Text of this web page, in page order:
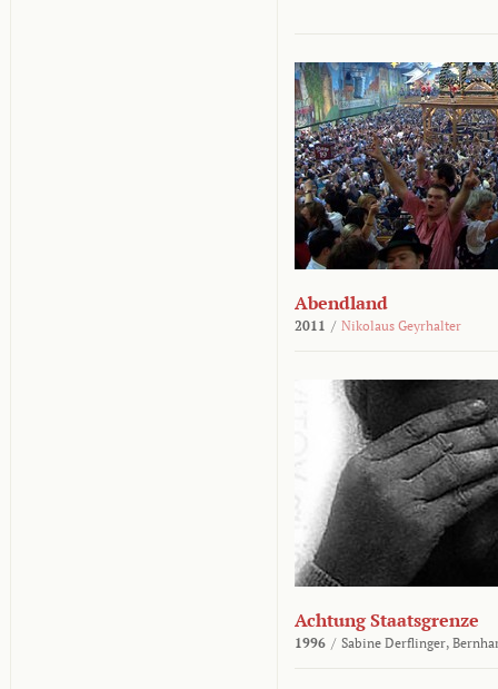
Abendland
2011 / Nikolaus Geyrhalter
Achtung Staatsgrenze
1996 / Sabine Derflinger,